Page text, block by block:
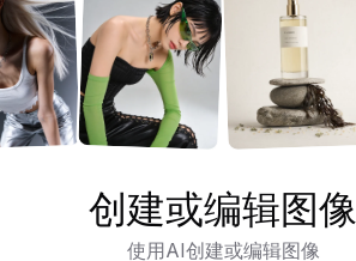
创建或编辑图像
使用AI创建或编辑图像